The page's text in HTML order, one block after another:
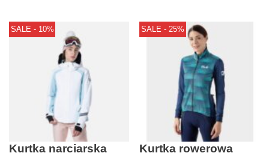
SALE - 10%
Kurtka narciarska
SALE - 25%
Kurtka rowerowa